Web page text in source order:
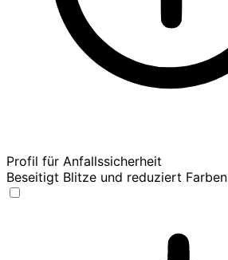
Profil für Anfallssicherheit
Beseitigt Blitze und reduziert Farben